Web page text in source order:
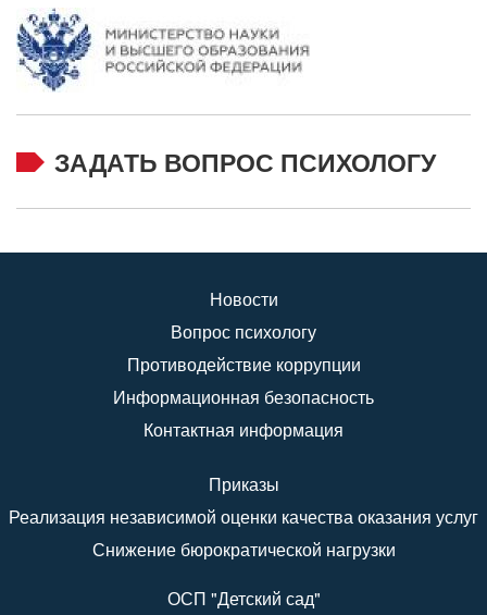
ЗАДАТЬ ВОПРОС ПСИХОЛОГУ
Новости
Вопрос психологу
Противодействие коррупции
Информационная безопасность
Контактная информация
Приказы
Реализация независимой оценки качества оказания услуг
Снижение бюрократической нагрузки
ОСП "Детский сад"